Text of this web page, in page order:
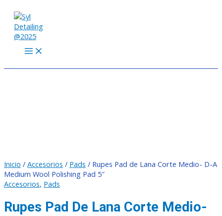
contenido
Inicio / Accesorios / Pads / Rupes Pad de Lana Corte Medio- D-A
Medium Wool Polishing Pad 5″
Accesorios, Pads
Rupes Pad De Lana Corte Medio-